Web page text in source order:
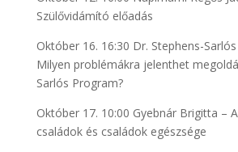
Szülővidámító előadás
Október 16. 16:30 Dr. Stephens-
Milyen problémákra jelenthet
Sarlós Program?
Október 17. 10:00 Gyebnár Brigitta –
családok és családok egészsége